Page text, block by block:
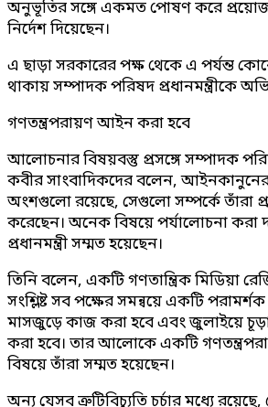
অনুভূতির সঙ্গে একমত পোষণ করে
নির্দেশ দিয়েছেন।
এ ছাড়া সরকারের পক্ষ থেকে এ পর্যন্ত
থাকায় সম্পাদক পরিষদ প্রধানমন্ত্রীকে
গণতন্ত্রপরায়ণ আইন করা হবে
আলোচনার বিষয়বস্তু প্রসঙ্গে সম্পাদক
কবীর সাংবাদিকদের বলেন, আইনকানুনের
অংশগুলো রয়েছে, সেগুলো সম্পর্কে তাঁরা
করেছেন। অনেক বিষয়ে পর্যালোচনা
প্রধানমন্ত্রী সম্মত হয়েছেন।
তিনি বলেন, একটি গণতান্ত্রিক মিডিয়া
সংশ্লিষ্ট সব পক্ষের সমন্বয়ে একটি
মাসজুড়ে কাজ করা হবে এবং জুলাইয়ে
করা হবে। তার আলোকে একটি
বিষয়ে তাঁরা সম্মত হয়েছেন।
অন্য যেসব ত্রুটিবিচ্যুতি চর্চার মধ্যে